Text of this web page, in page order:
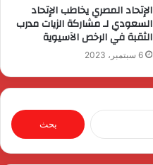
الإتحاد المصري يخاطب الإتحاد
السعودي لـ مشاركة الزيات مدرب
الثقبة في الرخص الآسيوية
6 سبتمبر، 2023
البحث
عن: